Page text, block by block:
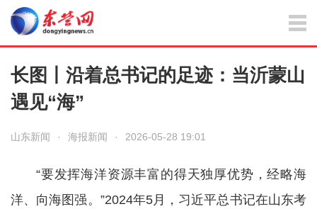
长图丨沿着总书记的足迹：当沂蒙山
遇见“海”
山东新闻 · 海报新闻 · 2026-05-28 19:01
“要发挥海洋资源丰富的得天独厚优势，经略海
洋、向海图强。”2024年5月，习近平总书记在山东考